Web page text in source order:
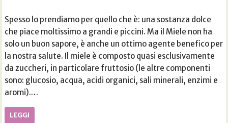
Spesso lo prendiamo per quello che è: una sostanza dolce
che piace moltissimo a grandi e piccini. Ma il Miele non ha
solo un buon sapore, è anche un ottimo agente benefico per
la nostra salute. Il miele è composto quasi esclusivamente
da zuccheri, in particolare fruttosio (le altre componenti
sono: glucosio, acqua, acidi organici, sali minerali, enzimi e
aromi).…
LEGGI